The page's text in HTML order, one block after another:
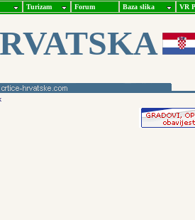
Turizam Forum Baza slika VR